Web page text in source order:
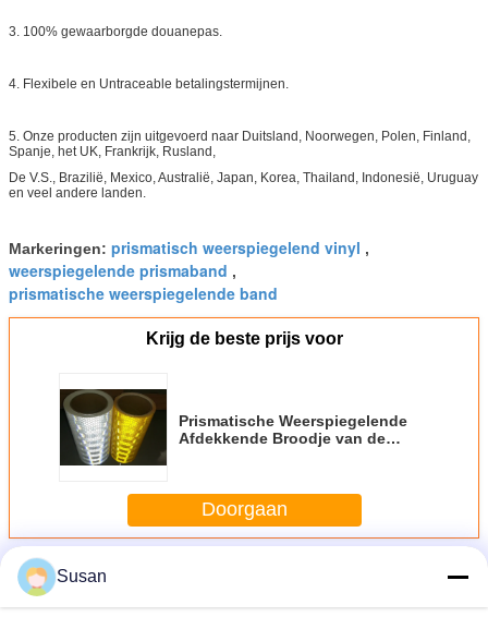
3. 100% gewaarborgde douanepas.
4. Flexibele en Untraceable betalingstermijnen.
5. Onze producten zijn uitgevoerd naar Duitsland, Noorwegen, Polen, Finland,
Spanje, het UK, Frankrijk, Rusland,
De V.S., Brazilië, Mexico, Australië, Japan, Korea, Thailand, Indonesië, Uruguay
en veel andere landen.
Markeringen: prismatisch weerspiegelend vinyl ,
weerspiegelende prismaband ,
prismatische weerspiegelende band
Krijg de beste prijs voor
Prismatische Weerspiegelende
Afdekkende Broodje van de
drukken geschikte
Weerspiegelende Vinyl van
Microprismatic
Doorgaan
Meer
Hoge Intensiteit het Prismatische Weerspiegelende
Afdekken
Susan